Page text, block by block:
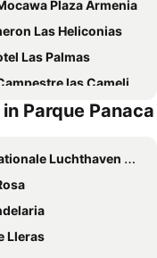
Plaza Armenia
Las Heliconias
Las Palmas
las Camelias
Casa Nostra
Jeronimo Armenia
Montecarlo
tierra grata
Quimbaya de Oro 1903
Parque Panaca
Luchthaven El Dorado
Lleras